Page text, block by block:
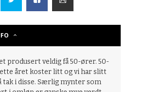
produsert veldig få 50-ører. 50-
året koster litt og vi har slitt
tak i disse. Særlig mynter som